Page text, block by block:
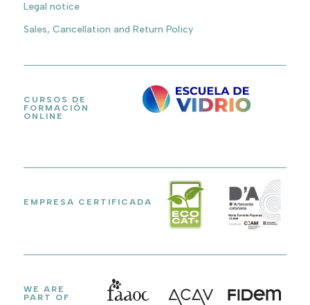
Legal notice
Sales, Cancellation and Return Policy
CURSOS DE
FORMACIÓN
ONLINE
EMPRESA CERTIFICADA
WE ARE
PART OF